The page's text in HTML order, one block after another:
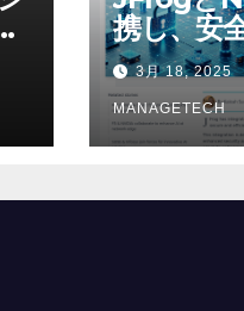
携し、安
強化
3月 18, 2025
MANAGETECH